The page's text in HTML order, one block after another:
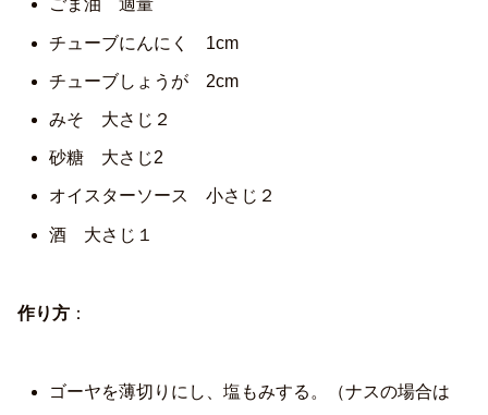
ごま油 適量
チューブにんにく 1cm
チューブしょうが 2cm
みそ 大さじ２
砂糖 大さじ2
オイスターソース 小さじ２
酒 大さじ１
作り方 ：
ゴーヤを薄切りにし、塩もみする。（ナスの場合は